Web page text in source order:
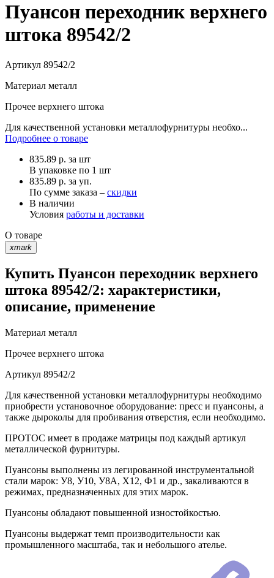
Пуансон переходник верхнего
штока 89542/2
Артикул 89542/2
Материал металл
Прочее верхнего штока
Для качественной установки металлофурнитуры необхо...
Подробнее о товаре
835.89 р. за шт
В упаковке по 1 шт
835.89 р. за уп.
По сумме заказа – скидки
В наличии
Условия работы и доставки
О товаре
xmark
Купить Пуансон переходник верхнего
штока 89542/2: характеристики,
описание, применение
Материал металл
Прочее верхнего штока
Артикул 89542/2
Для качественной установки металлофурнитуры необходимо
приобрести установочное оборудование: пресс и пуансоны, а
также дыроколы для пробивания отверстия, если необходимо.
ПРОТОС имеет в продаже матрицы под каждый артикул
металлической фурнитуры.
Пуансоны выполнены из легированной инструментальной
стали марок: У8, У10, У8А, Х12, Ф1 и др., закаливаются в
режимах, предназначенных для этих марок.
Пуансоны обладают повышенной изностойкостью.
Пуансоны выдержат темп производительности как
промышленного масштаба, так и небольшого ателье.